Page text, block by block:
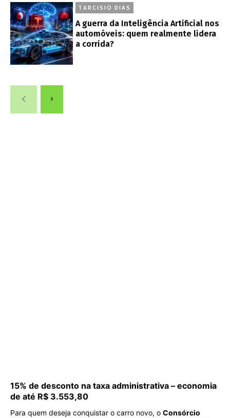
TARCISIO DIAS
A guerra da Inteligência Artificial nos
automóveis: quem realmente lidera
a corrida?
15% de desconto na taxa administrativa – economia
de até R$ 3.553,80
Para quem deseja conquistar o carro novo, o Consórcio